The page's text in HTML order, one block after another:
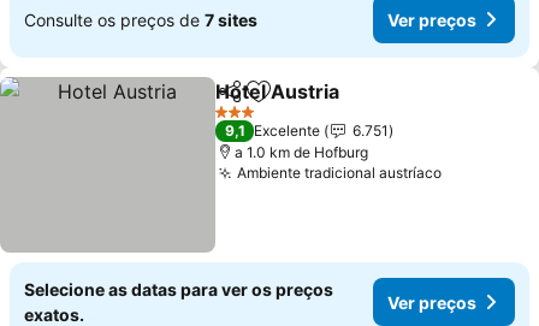
Consulte os preços de 7 sites Ver preços
PartilharAdicionar aos favoritos
Hotel Austria
3 Estrelas
9,1 Excelente
6.751
a 1.0 km de Hofburg
Ambiente tradicional austríaco
Selecione as datas para ver os preços
exatos.
Ver preços